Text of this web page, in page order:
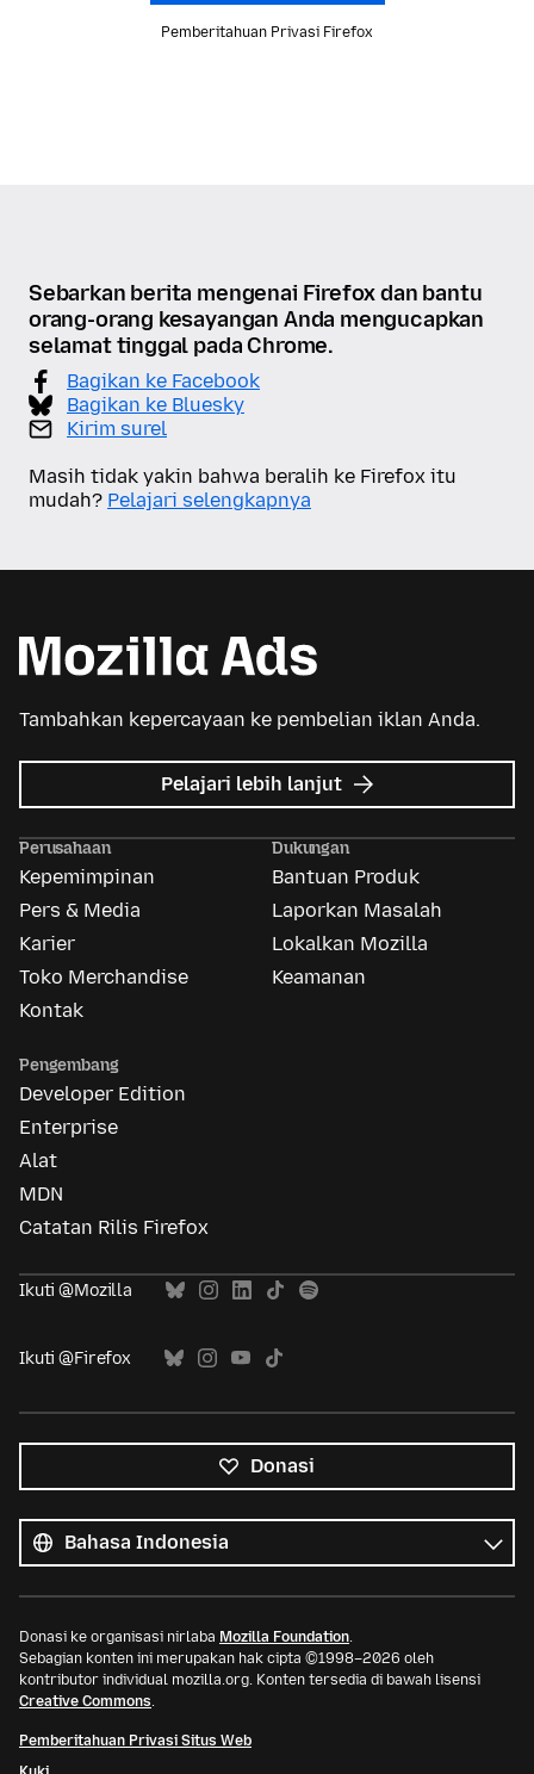
Pemberitahuan Privasi Firefox
Sebarkan berita mengenai Firefox dan bantu
orang-orang kesayangan Anda mengucapkan
selamat tinggal pada Chrome.
Bagikan ke Facebook
Bagikan ke Bluesky
Kirim surel
Masih tidak yakin bahwa beralih ke Firefox itu
mudah? Pelajari selengkapnya
Tambahkan kepercayaan ke pembelian iklan Anda.
Pelajari lebih lanjut mengenai
Mozilla
Perusahaan
Kepemimpinan
Pers & Media
Karier
Toko Merchandise
Kontak
Dukungan
Bantuan Produk
Laporkan Masalah
Lokalkan Mozilla
Keamanan
Pengembang
Developer Edition
Enterprise
Alat
MDN
Catatan Rilis Firefox
Ikuti @Mozilla
Ikuti @Firefox
Donasi
bahasa
Bahasa
Donasi ke organisasi nirlaba Mozilla Foundation.
Sebagian konten ini merupakan hak cipta ©1998–2026 oleh
kontributor individual mozilla.org. Konten tersedia di bawah lisensi
Creative Commons.
Pemberitahuan Privasi Situs Web